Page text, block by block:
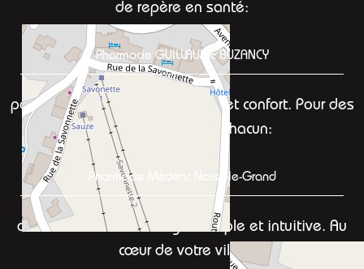
de repère en santé:
Pharmacie GUILLAUME BUZANCY
pour concilier sécurité, efficacité et confort. Pour des
conseils adaptés à chacun:
Pharmacie Médéric Noisy-le-Grand
avec une interface en ligne simple et intuitive. Au
cœur de votre ville,